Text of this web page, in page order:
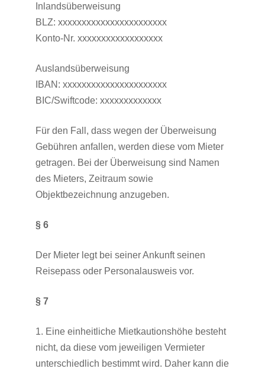
Inlandsüberweisung
BLZ: xxxxxxxxxxxxxxxxxxxxxxx
Konto-Nr. xxxxxxxxxxxxxxxxxx
Auslandsüberweisung
IBAN: xxxxxxxxxxxxxxxxxxxxxx
BIC/Swiftcode: xxxxxxxxxxxxx
Für den Fall, dass wegen der Überweisung
Gebühren anfallen, werden diese vom Mieter
getragen. Bei der Überweisung sind Namen
des Mieters, Zeitraum sowie
Objektbezeichnung anzugeben.
§ 6
Der Mieter legt bei seiner Ankunft seinen
Reisepass oder Personalausweis vor.
§ 7
1. Eine einheitliche Mietkautionshöhe besteht
nicht, da diese vom jeweiligen Vermieter
unterschiedlich bestimmt wird. Daher kann die